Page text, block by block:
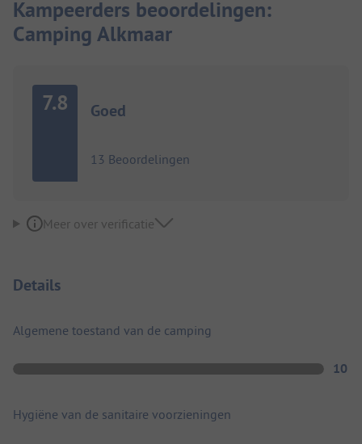
Kampeerders beoordelingen:
Camping Alkmaar
7.8 Goed
13 Beoordelingen
Meer over verificatie
Details
Algemene toestand van de camping
10
Hygiëne van de sanitaire voorzieningen